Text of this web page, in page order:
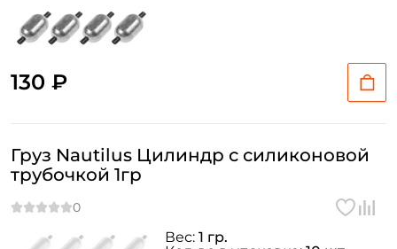
130 ₽
Груз Nautilus Цилиндр с силиконовой
трубочкой 1гр
Вес: 1 гр.